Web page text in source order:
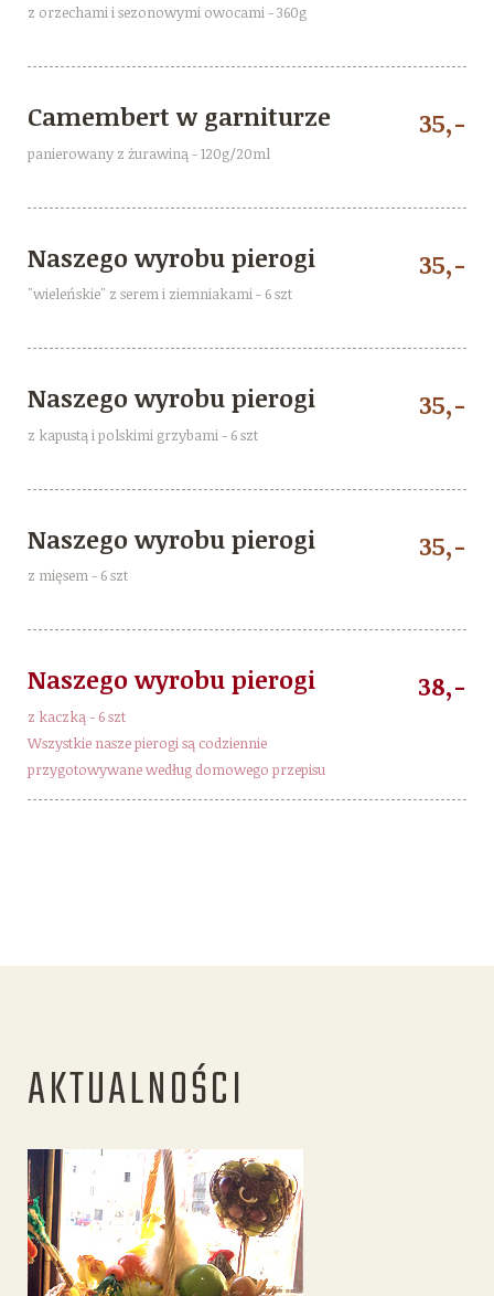
z orzechami i sezonowymi owocami - 360g
Camembert w garniturze 35,-
panierowany z żurawiną - 120g/20ml
Naszego wyrobu pierogi 35,-
"wieleńskie" z serem i ziemniakami - 6 szt
Naszego wyrobu pierogi 35,-
z kapustą i polskimi grzybami - 6 szt
Naszego wyrobu pierogi 35,-
z mięsem - 6 szt
Naszego wyrobu pierogi 38,-
z kaczką - 6 szt
Wszystkie nasze pierogi są codziennie
przygotowywane według domowego przepisu
AKTUALNOŚCI